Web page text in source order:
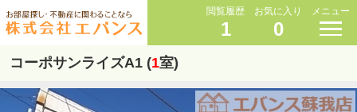
閲覧履歴
1
お気に入り
0
メニュー
コーポサンライズA1 (1室)